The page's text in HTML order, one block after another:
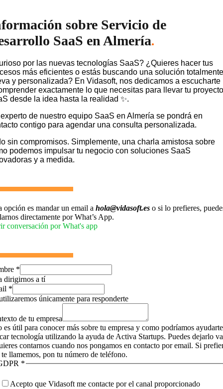
sobre Servicio de
SaaS en Almería.
por las nuevas tecnologías SaaS? ¿Quieres hacer tus
más eficientes o estás buscando una solución totalmente
y personalizada? En Vidasoft, nos dedicamos a escucharte
exactamente lo que necesitas para llevar tu proyecto
desde la idea hasta la realidad ✨.
de nuestro equipo SaaS en Almería se pondrá en
contigo para agendar una consulta personalizada.
sin compromisos. Simplemente, una charla amistosa sobre
podemos impulsar tu negocio con soluciones SaaS
y a medida.
opción es mandar un email a hola@vidasoft.es o si lo prefieres,
directamente por What’s App.
conversación por What's app
*
dirigirnos a tí
*
únicamente para responderte
de tu empresa
es útil para conocer más sobre tu empresa y como podríamos
tecnología utilizando la ayuda de Activa Startups. Puedes dejarlo
contarnos cuando nos pongamos en contacto por email. Si
te llamemos, pon tu número de teléfono.
*
Acepto que Vidasoft me contacte por el canal proporcionado